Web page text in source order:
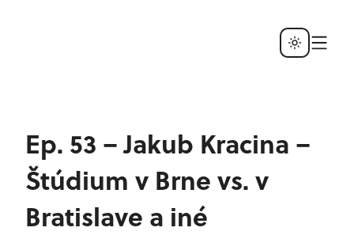
Ep. 53 – Jakub Kracina –
Štúdium v Brne vs. v
Bratislave a iné